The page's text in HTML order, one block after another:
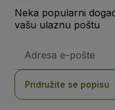
Neka popularni
vašu ulaznu poštu
mail
Pridružite se popisu